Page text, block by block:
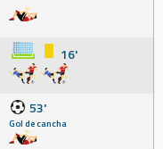
16'
53'
Gol de cancha